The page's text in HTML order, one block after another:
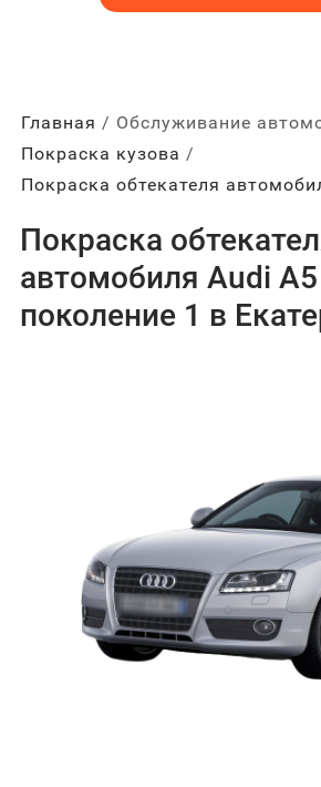
Главная Обслуживание
Покраска кузова
Покраска обтекателя
Покраска
автомобиля Audi A5
поколение 1 в